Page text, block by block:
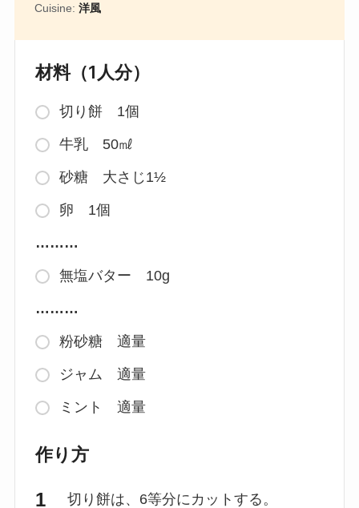
Cuisine: 洋風
材料（1人分）
切り餅 1個
牛乳 50㎖
砂糖 大さじ1½
卵 1個
………
無塩バター 10g
………
粉砂糖 適量
ジャム 適量
ミント 適量
作り方
切り餅は、6等分にカットする。